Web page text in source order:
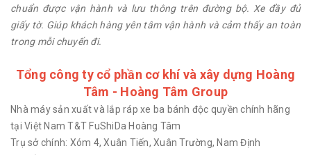
chuẩn được vận hành và lưu thông trên đường bộ. Xe đầy đủ
giấy tờ. Giúp khách hàng yên tâm vận hành và cảm thấy an toàn
trong mỗi chuyến đi.
Tổng công ty cổ phần cơ khí và xây dựng Hoàng
Tâm - Hoàng Tâm Group
Nhà máy sản xuất và lắp ráp xe ba bánh độc quyền chính hãng
tại Việt Nam T&T FuShiDa Hoàng Tâm
Trụ sở chính: Xóm 4, Xuân Tiến, Xuân Trường, Nam Định